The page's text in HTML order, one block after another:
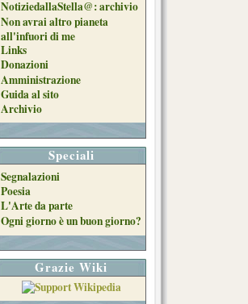
NotiziedallaStella@: archivio
Non avrai altro pianeta
all'infuori di me
Links
Donazioni
Amministrazione
Guida al sito
Archivio
Speciali
Segnalazioni
Poesia
L'Arte da parte
Ogni giorno è un buon giorno?
Grazie Wiki